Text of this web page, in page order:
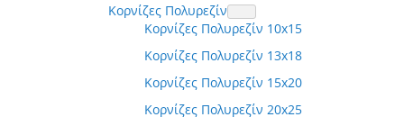
Κορνίζες Πολυρεζίν
Κορνίζες Πολυρεζίν 10x15
Κορνίζες Πολυρεζίν 13x18
Κορνίζες Πολυρεζίν 15x20
Κορνίζες Πολυρεζίν 20x25